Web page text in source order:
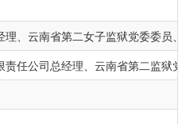
理、云南省第二女子监狱党委委员
责任公司总经理、云南省第二监狱